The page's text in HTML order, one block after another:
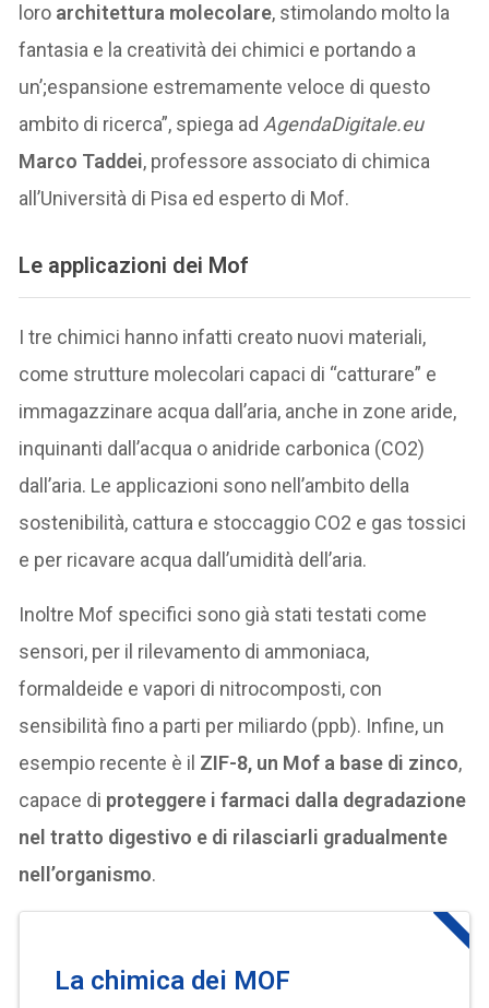
loro architettura molecolare, stimolando molto la
fantasia e la creatività dei chimici e portando a
un’;espansione estremamente veloce di questo
ambito di ricerca”, spiega ad AgendaDigitale.eu
Marco Taddei, professore associato di chimica
all’Università di Pisa ed esperto di Mof.
Le applicazioni dei Mof
I tre chimici hanno infatti creato nuovi materiali,
come strutture molecolari capaci di “catturare” e
immagazzinare acqua dall’aria, anche in zone aride,
inquinanti dall’acqua o anidride carbonica (CO2)
dall’aria. Le applicazioni sono nell’ambito della
sostenibilità, cattura e stoccaggio CO2 e gas tossici
e per ricavare acqua dall’umidità dell’aria.
Inoltre Mof specifici sono già stati testati come
sensori, per il rilevamento di ammoniaca,
formaldeide e vapori di nitrocomposti, con
sensibilità fino a parti per miliardo (ppb). Infine, un
esempio recente è il ZIF-8, un Mof a base di zinco,
capace di proteggere i farmaci dalla degradazione
nel tratto digestivo e di rilasciarli gradualmente
nell’organismo.
La chimica dei MOF